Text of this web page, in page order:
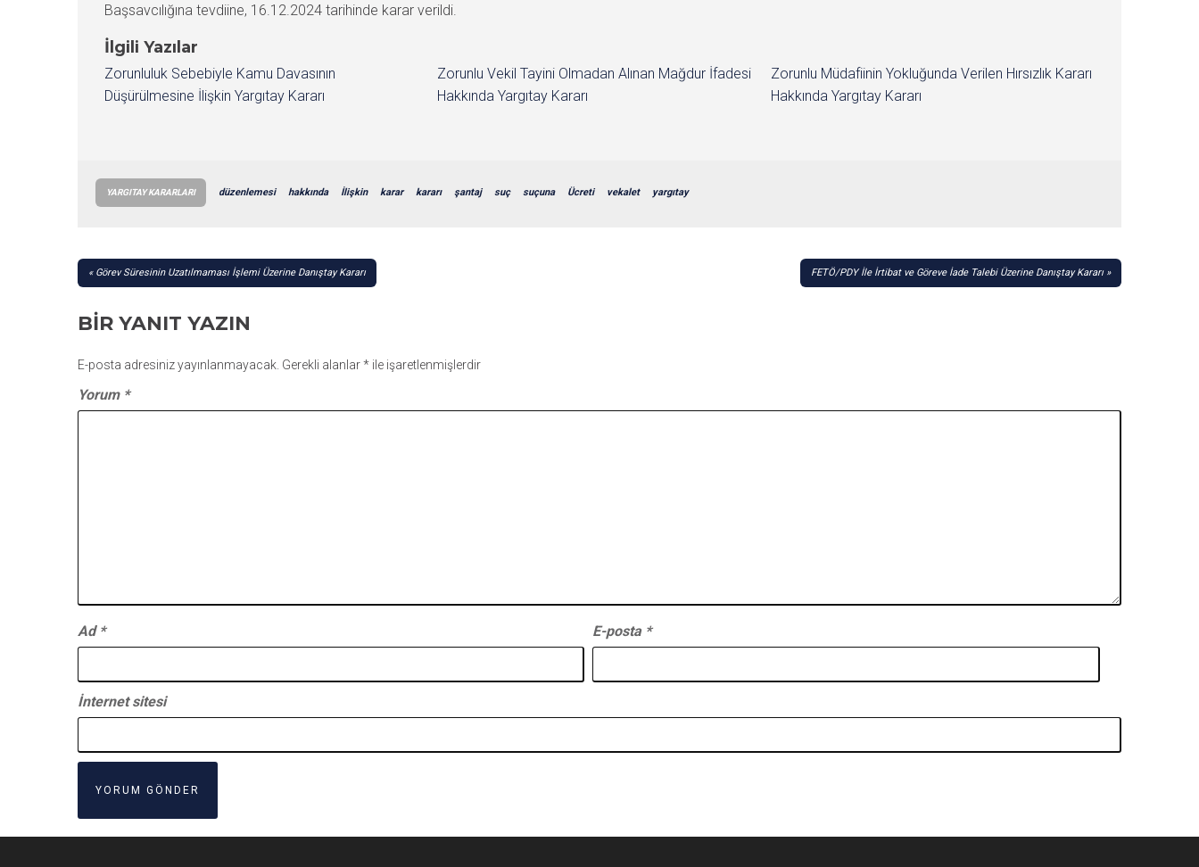
Başsavcılığına tevdiine, 16.12.2024 tarihinde karar verildi.
İlgili Yazılar
Zorunluluk Sebebiyle Kamu Davasının
Düşürülmesine İlişkin Yargıtay Kararı
Zorunlu Vekil Tayini Olmadan Alınan Mağdur İfadesi
Hakkında Yargıtay Kararı
Zorunlu Müdafiinin Yokluğunda Verilen Hırsızlık Kararı
Hakkında Yargıtay Kararı
YARGITAY KARARLARI düzenlemesi hakkında İlişkin karar kararı şantaj suç suçuna Ücreti vekalet yargıtay
YAZI
Görev Süresinin Uzatılmaması İşlemi Üzerine Danıştay Kararı FETÖ/PDY İle İrtibat ve Göreve İade Talebi Üzerine Danıştay Kararı
BIR YANIT YAZIN
E-posta adresiniz yayınlanmayacak. Gerekli alanlar* ile işaretlenmişlerdir
Yorum *
Ad * E-posta *
İnternet sitesi